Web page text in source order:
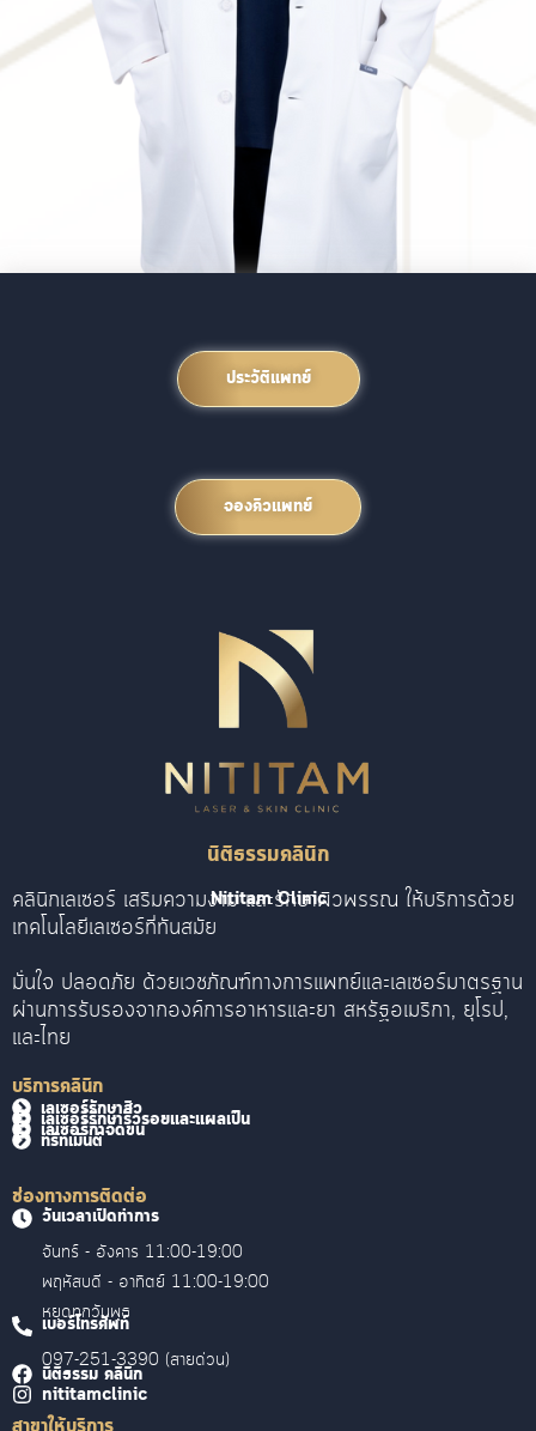
ประวัติแพทย์
จองคิวแพทย์
นิติธรรมคลินิก
Nititam Clinic
คลินิกเลเซอร์ เสริมความงาม และรักษาผิวพรรณ ให้บริการด้วย
เทคโนโลยีเลเซอร์ที่ทันสมัย
มั่นใจ ปลอดภัย ด้วยเวชภัณฑ์ทางการแพทย์และเลเซอร์มาตรฐาน
ผ่านการรับรองจากองค์การอาหารและยา สหรัฐอเมริกา, ยุโรป,
และไทย
บริการคลินิก
เลเซอร์รักษาสิว
เลเซอร์รักษาริ้วรอยและแผลเป็น
เลเซอร์กำจัดขน
ทรีทเม้นต์
ช่องทางการติดต่อ
วันเวลาเปิดทำการ
จันทร์ - อังคาร 11:00-19:00
พฤหัสบดี - อาทิตย์ 11:00-19:00
หยุดทุกวันพุธ
เบอร์โทรศัพท์
097-251-3390 (สายด่วน)
นิติธรรม คลินิก
nititamclinic